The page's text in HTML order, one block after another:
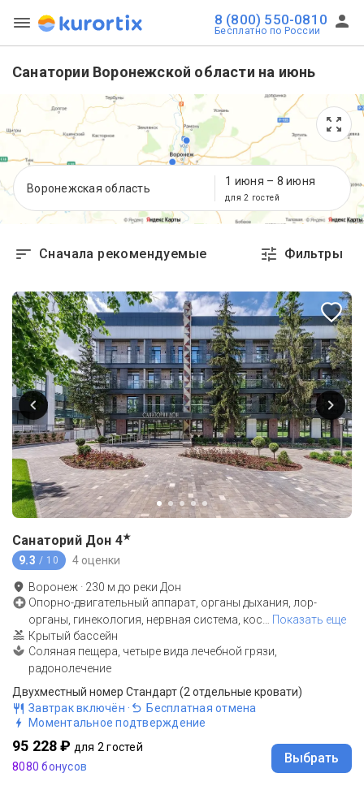
8 (800) 550-0810
Бесплатно по России
Санатории Воронежской области на июнь
Воронежская область
1 июня – 8 июня
для 2 гостей
Сначала рекомендуемые Фильтры
Санаторий Дон 4★
9.3 / 10 4 оценки
Воронеж · 230 м до реки Дон
Опорно-двигательный аппарат, органы дыхания, лор-
органы, гинекология, нервная система, кос
Показать еще
Крытый бассейн
Соляная пещера, четыре вида лечебной грязи,
радонолечение
Двухместный номер Стандарт (2 отдельные кровати)
Завтрак включён ·
Бесплатная отмена
Моментальное подтверждение
95 228 ₽ для 2 гостей
8080 бонусов
Выбрать